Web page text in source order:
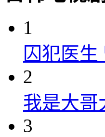
1
囚犯医生
2
我是大哥
3